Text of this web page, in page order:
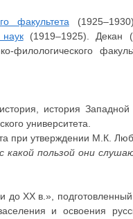
факультета
(1919–1925). Декан
история
университета.
при утверждении М.К.
пользой они
XX в.»,
и освоения